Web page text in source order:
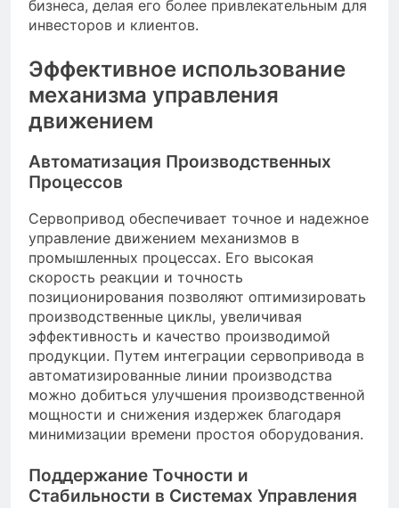
бизнеса, делая его более привлекательным для
инвесторов и клиентов.
Эффективное использование
механизма управления
движением
Автоматизация Производственных
Процессов
Сервопривод обеспечивает точное и надежное
управление движением механизмов в
промышленных процессах. Его высокая
скорость реакции и точность
позиционирования позволяют оптимизировать
производственные циклы, увеличивая
эффективность и качество производимой
продукции. Путем интеграции сервопривода в
автоматизированные линии производства
можно добиться улучшения производственной
мощности и снижения издержек благодаря
минимизации времени простоя оборудования.
Поддержание Точности и
Стабильности в Системах Управления